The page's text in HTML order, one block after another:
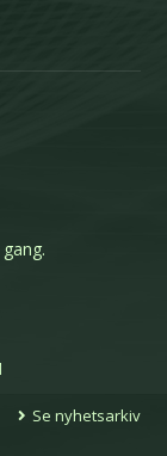
Se nyhetsarkiv